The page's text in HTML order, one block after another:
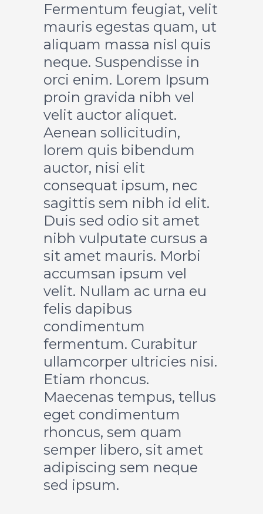
Fermentum feugiat, velit
mauris egestas quam, ut
aliquam massa nisl quis
neque. Suspendisse in
orci enim. Lorem Ipsum
proin gravida nibh vel
velit auctor aliquet.
Aenean sollicitudin,
lorem quis bibendum
auctor, nisi elit
consequat ipsum, nec
sagittis sem nibh id elit.
Duis sed odio sit amet
nibh vulputate cursus a
sit amet mauris. Morbi
accumsan ipsum vel
velit. Nullam ac urna eu
felis dapibus
condimentum
fermentum. Curabitur
ullamcorper ultricies nisi.
Etiam rhoncus.
Maecenas tempus, tellus
eget condimentum
rhoncus, sem quam
semper libero, sit amet
adipiscing sem neque
sed ipsum.